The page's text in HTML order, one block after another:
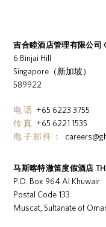
吉合睦酒店管理有限公司
6 Binjai Hill
Singapore（新加坡）
589922
电话 +65 6223 3755
传真 +65 6221 1535
电子邮件：
马斯喀特澈笛度假酒店
P.O. Box 964 Al Khuwair
Postal Code 133
Muscat, Sultanate of